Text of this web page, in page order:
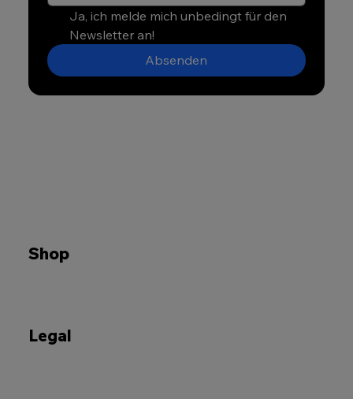
Ja, ich melde mich unbedingt für den
Newsletter an!
Absenden
Shop
Legal​